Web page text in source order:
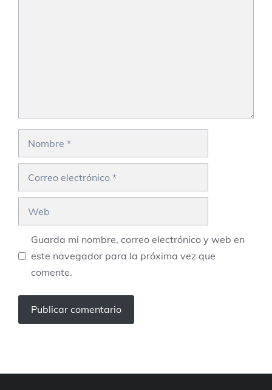
Guarda mi nombre, correo electrónico y web en
este navegador para la próxima vez que
comente.